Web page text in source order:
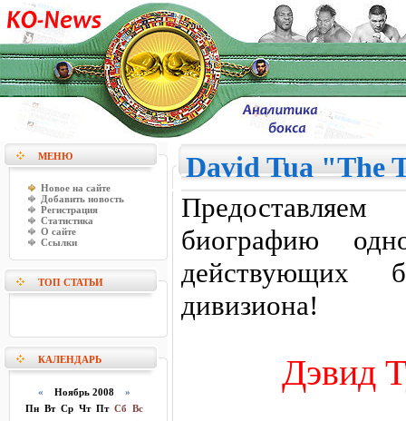
МЕНЮ
Новое на сайте
Добавить новость
Регистрация
Статистика
О сайте
Ссылки
ТОП СТАТЬИ
КАЛЕНДАРЬ
« Ноябрь 2008 »
Пн Вт Ср Чт Пт Сб Вс
David Tua "The
биографию
действующих
дивизиона!
Дэвид